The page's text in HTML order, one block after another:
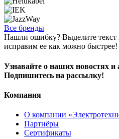
Все бренды
Нашли ошибку? Выделите
исправим ее как можно быстрее!
Узнавайте о наших новостях
Подпишитесь на рассылку!
Компания
О компании
Партнёры
Сертификаты